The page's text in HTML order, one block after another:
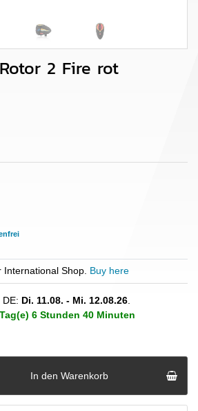
2 Fire rot
International Shop. Buy here
Di. 11.08. - Mi. 12.08.26.
6 Stunden 40 Minuten
In den Warenkorb